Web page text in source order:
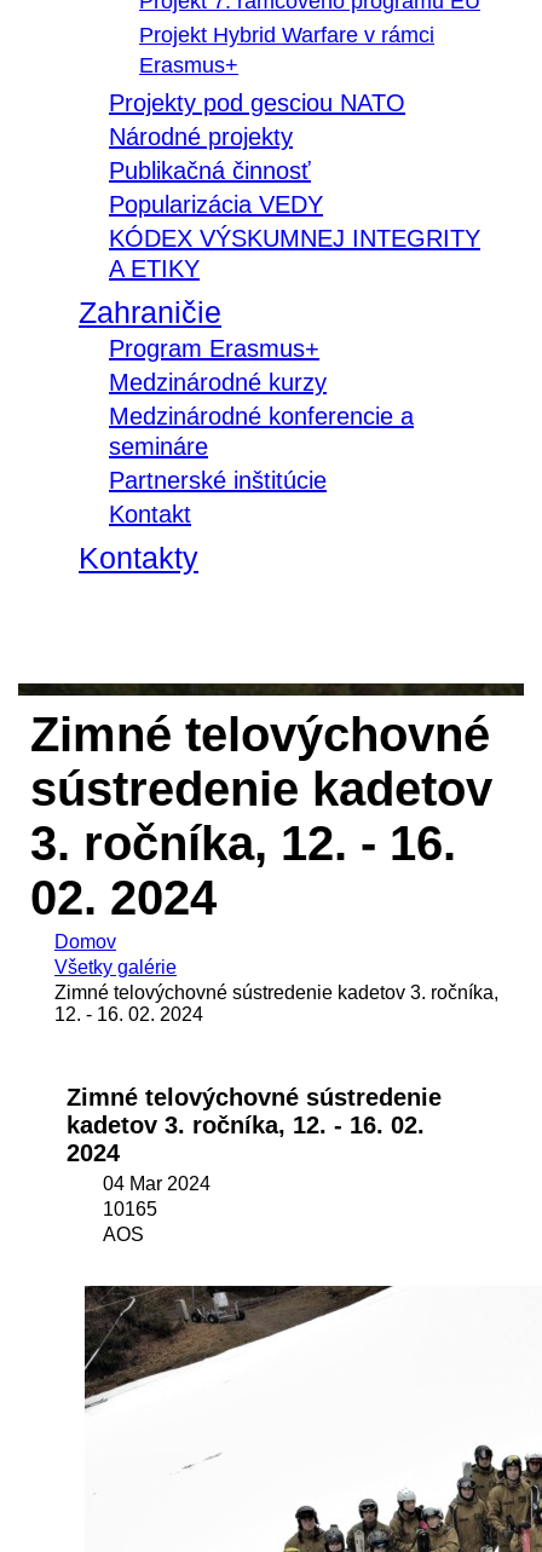
Projekt Hybrid Warfare v rámci
Erasmus+
Projekty pod gesciou NATO
Národné projekty
Publikačná činnosť
Popularizácia VEDY
KÓDEX VÝSKUMNEJ INTEGRITY
A ETIKY
Zahraničie
Program Erasmus+
Medzinárodné kurzy
Medzinárodné konferencie a
semináre
Partnerské inštitúcie
Kontakt
Kontakty
Zimné telovýchovné
sústredenie kadetov
3. ročníka, 12. - 16.
02. 2024
Domov
Všetky galérie
Zimné telovýchovné sústredenie kadetov 3. ročníka,
12. - 16. 02. 2024
Zimné telovýchovné sústredenie
kadetov 3. ročníka, 12. - 16. 02.
2024
04 Mar 2024
10165
AOS